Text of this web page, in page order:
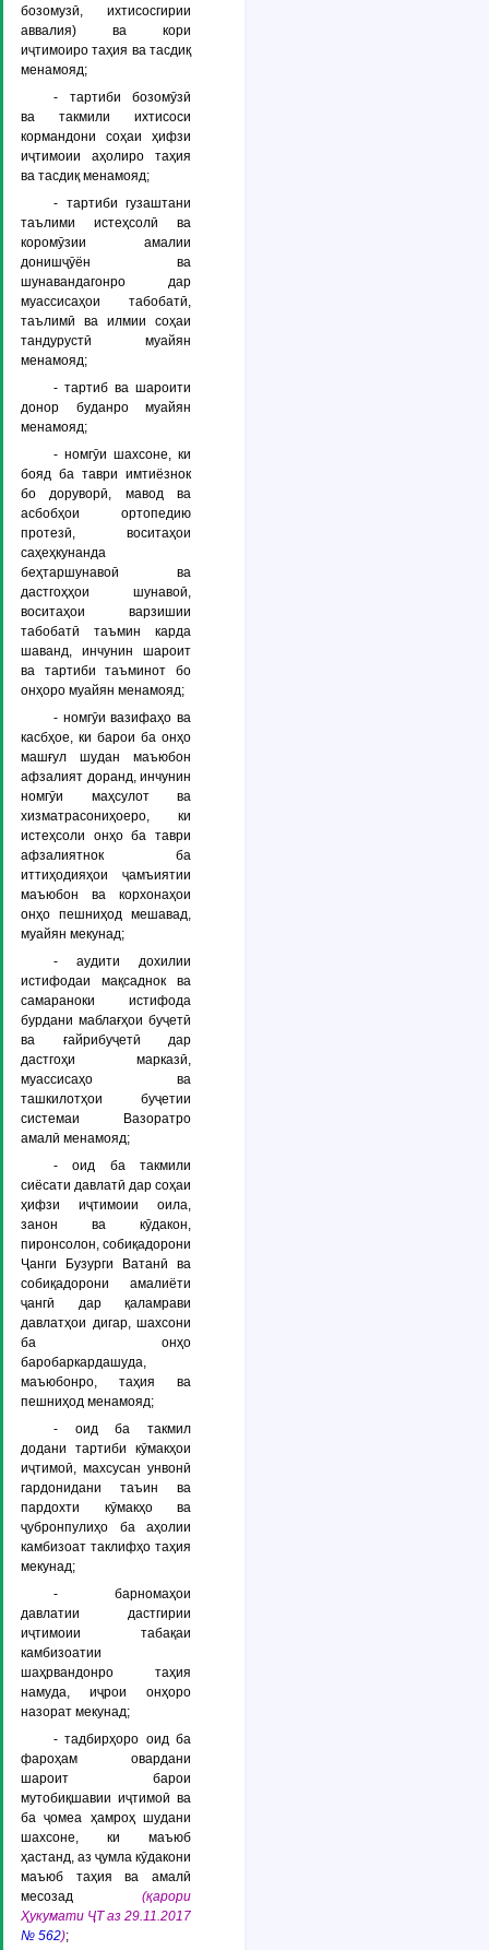
бозомузӣ, ихтисосгирии
аввалия) ва кори
иҷтимоиро таҳия ва тасдиқ
менамояд;
- тартиби бозомӯзӣ
ва такмили ихтисоси
кормандони соҳаи ҳифзи
иҷтимоии аҳолиро таҳия
ва тасдиқ менамояд;
- тартиби гузаштани
таълими истеҳсолӣ ва
коромӯзии амалии
донишҷӯён ва
шунавандагонро дар
муассисаҳои табобатӣ,
таълимӣ ва илмии соҳаи
тандурустӣ муайян
менамояд;
- тартиб ва шароити
донор буданро муайян
менамояд;
- номгӯи шахсоне, ки
бояд ба таври имтиёзнок
бо доруворӣ, мавод ва
асбобҳои ортопедию
протезӣ, воситаҳои
саҳеҳкунанда
беҳтаршунавоӣ ва
дастгоҳҳои шунавоӣ,
воситаҳои варзишии
табобатӣ таъмин карда
шаванд, инчунин шароит
ва тартиби таъминот бо
онҳоро муайян менамояд;
- номгӯи вазифаҳо ва
касбҳое, ки барои ба онҳо
машғул шудан маъюбон
афзалият доранд, инчунин
номгӯи маҳсулот ва
хизматрасониҳоеро, ки
истеҳсоли онҳо ба таври
афзалиятнок ба
иттиҳодияҳои ҷамъиятии
маъюбон ва корхонаҳои
онҳо пешниҳод мешавад,
муайян мекунад;
- аудити дохилии
истифодаи мақсаднок ва
самараноки истифода
бурдани маблағҳои буҷетӣ
ва ғайрибуҷетӣ дар
дастгоҳи марказӣ,
муассисаҳо ва
ташкилотҳои буҷетии
системаи Вазоратро
амалӣ менамояд;
- оид ба такмили
сиёсати давлатӣ дар соҳаи
ҳифзи иҷтимоии оила,
занон ва кӯдакон,
пиронсолон, собиқадорони
Ҷанги Бузурги Ватанӣ ва
собиқадорони амалиёти
ҷангӣ дар қаламрави
давлатҳои дигар, шахсони
ба онҳо
баробаркардашуда,
маъюбонро, таҳия ва
пешниҳод менамояд;
- оид ба такмил
додани тартиби кӯмакҳои
иҷтимоӣ, махсусан унвонӣ
гардонидани таъин ва
пардохти кӯмакҳо ва
ҷубронпулиҳо ба аҳолии
камбизоат таклифҳо таҳия
мекунад;
- барномаҳои
давлатии дастгирии
иҷтимоии табақаи
камбизоатии
шаҳрвандонро таҳия
намуда, иҷрои онҳоро
назорат мекунад;
- тадбирҳоро оид ба
фароҳам овардани
шароит барои
мутобиқшавии иҷтимоӣ ва
ба ҷомеа ҳамроҳ шудани
шахсоне, ки маъюб
ҳастанд, аз ҷумла кӯдакони
маъюб таҳия ва амалӣ
месозад (қарори
Ҳукумати ҶТ аз 29.11.2017
№ 562);